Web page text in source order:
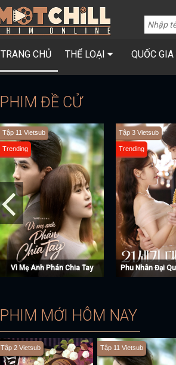
TRANG CHỦ THỂ LOẠI QUỐC GIA
PHIM ĐỀ CỬ
Hoàn tất (7/7) Vietsub + Lồng Tiếng
Trending
Chó Săn Công Lý (Phần 2)
Hoàn tất (40/40)
Trending
PHIM MỚI HÔM NAY
Tập 2 Vietsub Tập 11 Vietsub